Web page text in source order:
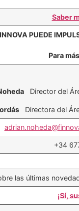
Saber
PUEDE
Para
Director del
Directora del
+34
las últimas
¡Sí,